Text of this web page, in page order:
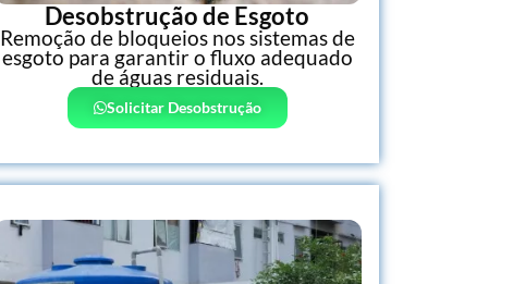
Desobstrução de Esgoto
Remoção de bloqueios nos sistemas de
esgoto para garantir o fluxo adequado
de águas residuais.
Solicitar Desobstrução